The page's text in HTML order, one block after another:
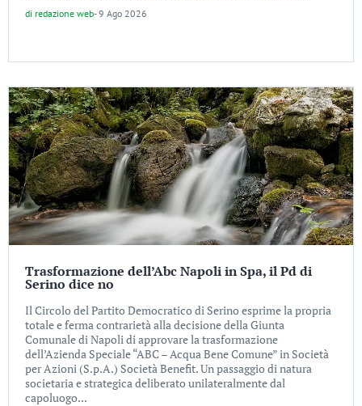
di redazione web-9 Ago 2026
Trasformazione dell’Abc Napoli in Spa, il Pd di
Serino dice no
Il Circolo del Partito Democratico di Serino esprime la propria
totale e ferma contrarietà alla decisione della Giunta
Comunale di Napoli di approvare la trasformazione
dell’Azienda Speciale “ABC – Acqua Bene Comune” in Società
per Azioni (S.p.A.) Società Benefit. Un passaggio di natura
societaria e strategica deliberato unilateralmente dal
capoluogo...